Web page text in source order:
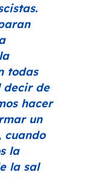
todas
decir de
hacer
un
cuando
la
la sal